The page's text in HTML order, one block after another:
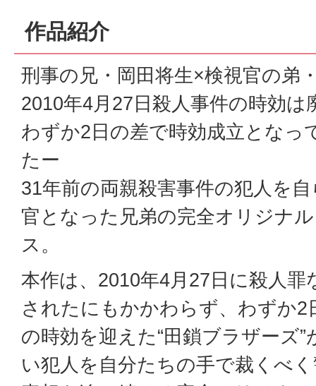
作品紹介
刑事の兄・岡田将生×検視官の弟
2010年4月27日殺人事件の時効は
わずか2日の差で時効成立となっ
たー
31年前の両親殺害事件の犯人を
官となった兄弟の完全オリジナ
ス。
本作は、2010年4月27日に殺人罪
されたにもかかわらず、わずか2
の時効を迎えた“田鎖ブラザーズ
い犯人を自分たちの手で裁くべ